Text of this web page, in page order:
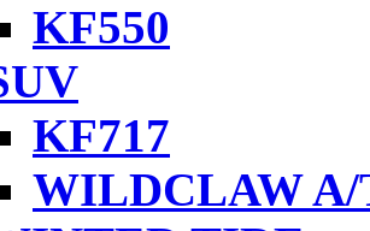
KF550
KF717
WILDCLAW